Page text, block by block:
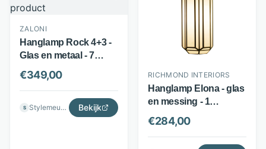
ZALONI
Hanglamp Rock 4+3 -
Glas en metaal - 7
lichtpunten - Zwart -
Zaloni
€349,00
S Stylemeubels Bekijk
RICHMOND INTERIORS
Hanglamp Elona - glas
en messing - 1
lichtpunt - goud -
Richmond Interiors
€284,00